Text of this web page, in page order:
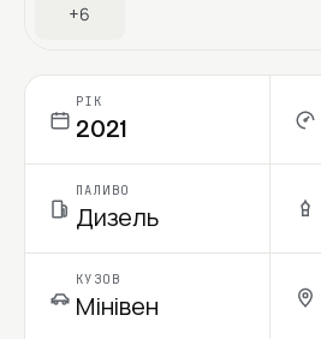
+6
РІК
2021
ПАЛИВО
Дизель
КУЗОВ
Мінівен